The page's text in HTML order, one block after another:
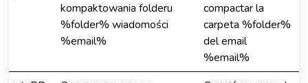
kompaktowania folderu
%folder% wiadomości
%email%
compactar la
carpeta %folder%
del email
%email%